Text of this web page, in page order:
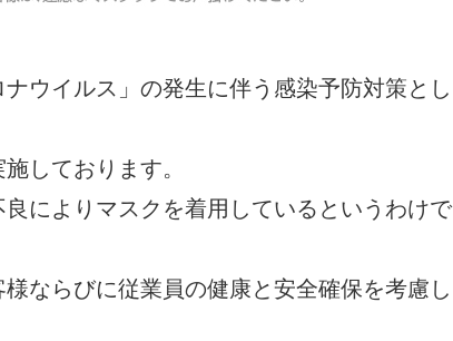
ウイルス」の発生に伴う感染予防対策とし
しております。
によりマスクを着用しているというわけで
ならびに従業員の健康と安全確保を考慮し